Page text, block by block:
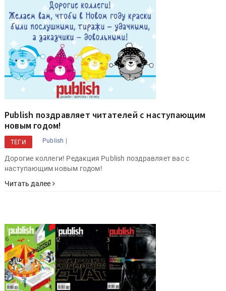
Publish поздравляет читателей с наступающим
новым годом!
ТЕГИ Publish |
Дорогие коллеги! Редакция Publish поздравляет вас с
наступающим новым годом!
Читать далее